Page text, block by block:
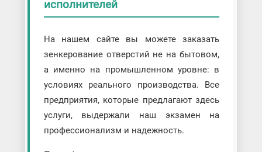
исполнителей
На нашем сайте вы можете заказать
зенкерование отверстий не на бытовом,
а именно на промышленном уровне: в
условиях реального производства. Все
предприятия, которые предлагают здесь
услуги, выдержали наш экзамен на
профессионализм и надежность.